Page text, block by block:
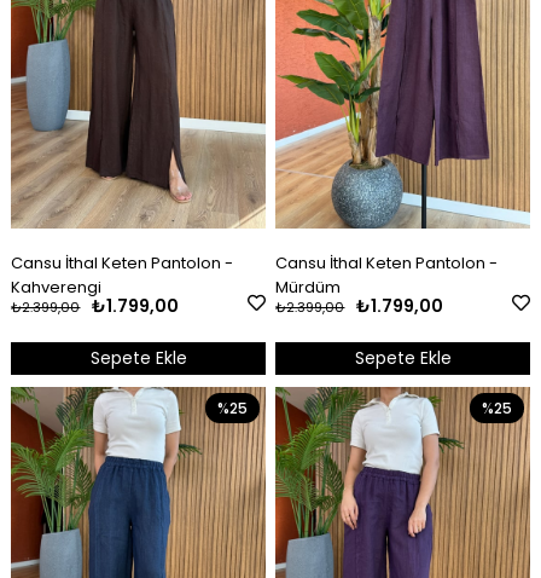
Cansu İthal Keten Pantolon -
Kahverengi
₺1.799,00
₺2.399,00
Sepete Ekle
Cansu İthal Keten Pantolon -
Mürdüm
₺1.799,00
₺2.399,00
Sepete Ekle
%25 %25